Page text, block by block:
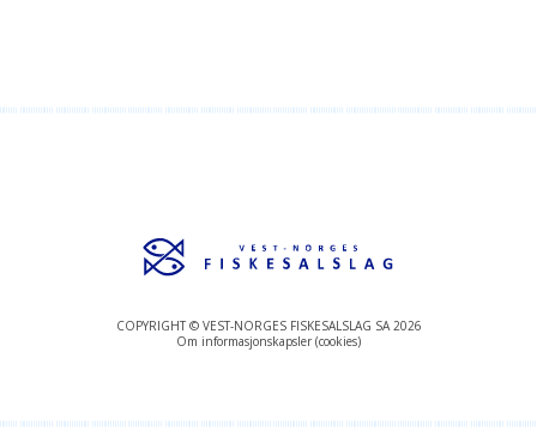
COPYRIGHT © VEST-NORGES FISKESALSLAG SA 2026
Om informasjonskapsler (cookies)